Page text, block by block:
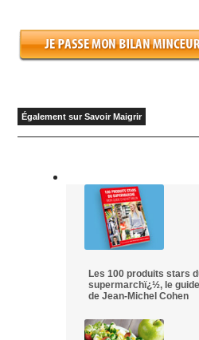
Également sur Savoir Maigrir
Les 100 produits stars
supermarchï¿½, le
de Jean-Michel Cohen